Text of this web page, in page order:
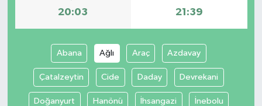
20:03 21:39
Abana Ağlı Araç Azdavay
Çatalzeytin Cide Daday Devrekani
Doğanyurt Hanönü İhsangazi İnebolu